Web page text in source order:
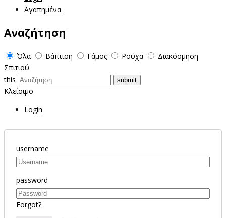
Αγαπημένα
Αναζήτηση
Όλα Βάπτιση Γάμος Ρούχα
Διακόσμηση
Σπιτιού
this
Κλείσιμο
Login
username
password
Forgot?